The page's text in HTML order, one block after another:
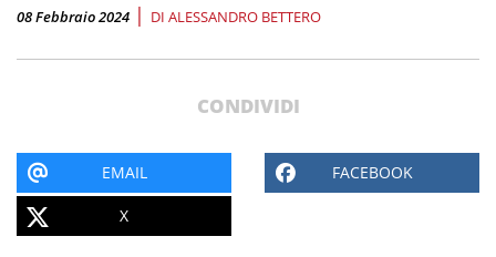
08 Febbraio 2024 | DI ALESSANDRO BETTERO
CONDIVIDI
EMAIL FACEBOOK
X